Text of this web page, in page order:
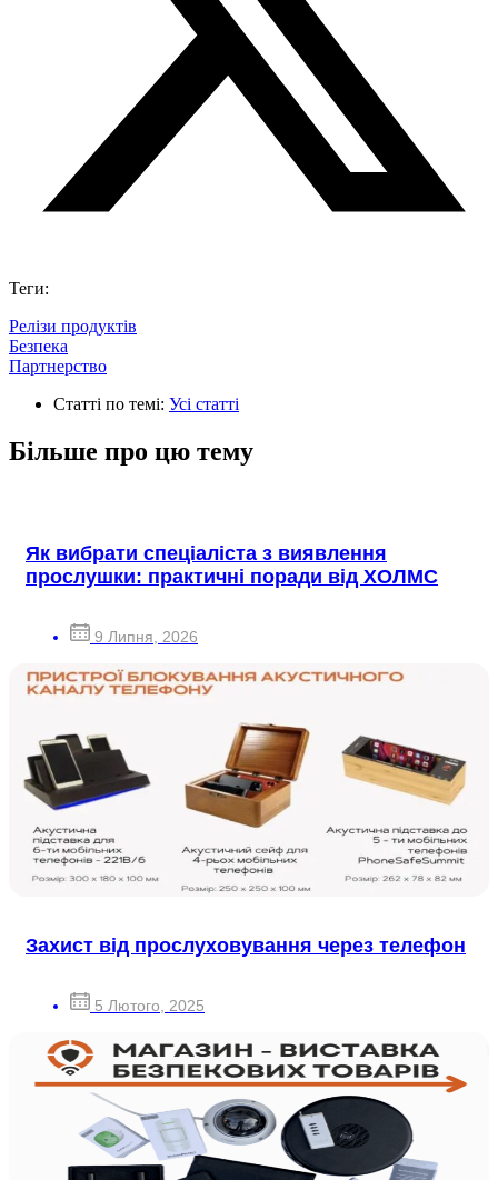
Теги:
Релізи продуктів
Безпека
Партнерствo
Статті по темі: Усі статті
Більше про цю тему
Як вибрати спеціаліста з виявлення
прослушки: практичні поради від ХОЛМС
9 Липня, 2026
Захист від прослуховування через телефон
5 Лютого, 2025